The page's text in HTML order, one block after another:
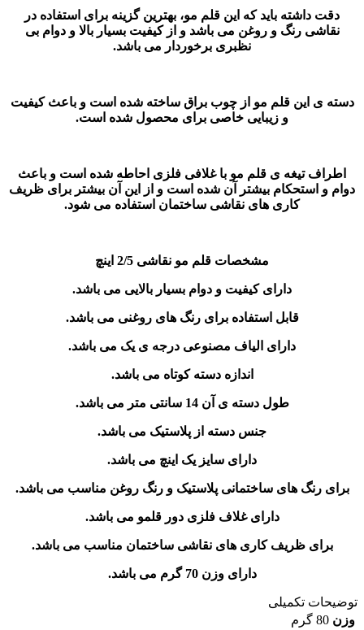
دقت داشته باید که این قلم مو، بهترین گزینه برای استفاده در
نقاشی رنگ و روغن می باشد و از کیفیت بسیار بالا و دوام بی
نظبری برخوردار می باشد.
دسته ی این قلم مو از چوب براق ساخته شده است و باعث کیفیت
و زیبایی خاصی برای محصول شده است.
اطراف تیغه ی قلم مو با غلافی فلزی احاطه شده است و باعث
دوام و استحکام بیشتر آن شده است و از این آن بیشتر برای ظریف
کاری های نقاشی ساختمان استفاده می شود.
مشخصات قلم مو نقاشی 2/5 اینچ
دارای کیفیت و دوام بسیار بالایی می باشد.
قابل استفاده برای رنگ های روغنی می باشد.
دارای الیاف مصنوعی درجه ی یک می باشد.
اندازه دسته کوتاه می باشد.
طول دسته ی آن 14 سانتی متر می باشد.
جنس دسته از پلاستیک می باشد.
دارای سایز یک اینچ می باشد.
برای رنگ های ساختمانی پلاستیک و رنگ روغن مناسب می باشد.
دارای غلاف فلزی دور قلمو می باشد.
برای ظریف کاری های نقاشی ساختمان مناسب می باشد.
دارای وزن 70 گرم می باشد.
توضیحات تکمیلی
وزن 80 گرم